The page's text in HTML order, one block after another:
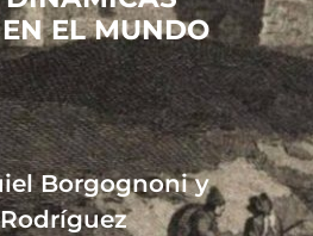
EL MUNDO
Borgognoni y